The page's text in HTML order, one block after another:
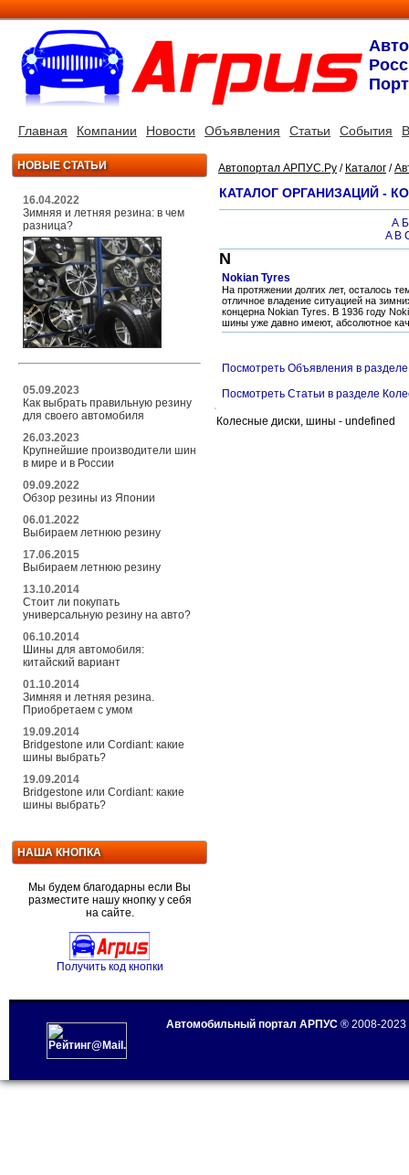
Главная Компании Новости Объявления Статьи События
НОВЫЕ СТАТЬИ
16.04.2022
Зимняя и летняя резина: в чем
разница?
05.09.2023
Как выбрать правильную резину
для своего автомобиля
26.03.2023
Крупнейшие производители шин
в мире и в России
09.09.2022
Обзор резины из Японии
06.01.2022
Выбираем летнюю резину
17.06.2015
Выбираем летнюю резину
13.10.2014
Стоит ли покупать
универсальную резину на авто?
06.10.2014
Шины для автомобиля:
китайский вариант
01.10.2014
Зимняя и летняя резина.
Приобретаем с умом
19.09.2014
Bridgestone или Cordiant: какие
шины выбрать?
19.09.2014
Bridgestone или Cordiant: какие
шины выбрать?
НАША КНОПКА
Мы будем благодарны если Вы
разместите нашу кнопку у себя
на сайте.
Получить код кнопки
Автопортал АРПУС.Ру / Каталог /
КАТАЛОГ ОРГАНИЗАЦИЙ -
А Б
A B
N
Nokian Tyres
На протяжении долгих лет, осталось
отличное владение ситуацией на
концерна Nokian Tyres. В 1936 году
шины уже давно имеют, абсолютное
Посмотреть Объявления в
Посмотреть Статьи в разделе
Колесные диски, шины - undefined
Автомобильный портал АРПУС ® 2008-2023